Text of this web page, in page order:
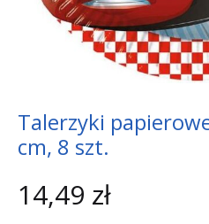
Talerzyki
cm, 8 szt.
14,49 zł